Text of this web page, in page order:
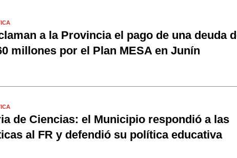
a la Provincia el pago de una deuda
millones por el Plan MESA en Junín
de Ciencias: el Municipio respondió a las
al FR y defendió su política educativa